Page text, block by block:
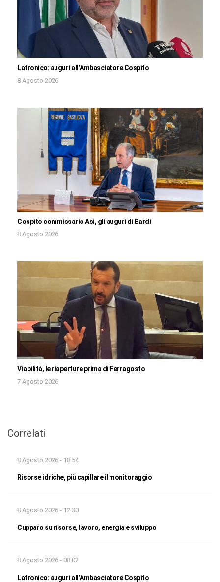
Latronico: auguri all’Ambasciatore Cospito
8 Agosto 2026
Cospito commissario Asi, gli auguri di Bardi
8 Agosto 2026
Viabilità, le riaperture prima di Ferragosto
7 Agosto 2026
Correlati
8 Agosto 2026 - 18:54
Risorse idriche, più capillare il monitoraggio
8 Agosto 2026 - 12:30
Cupparo su risorse, lavoro, energia e sviluppo
8 Agosto 2026 - 08:02
Latronico: auguri all’Ambasciatore Cospito